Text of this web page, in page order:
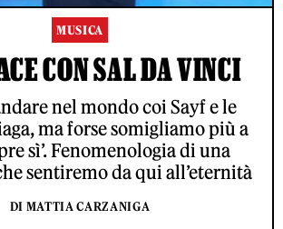
MUSICA
CON SAL DA VINCI
nel mondo coi Sayf e le
ma forse somigliamo più a
sì’. Fenomenologia di una
sentiremo da qui all’eternità
DI MATTIA CARZANIGA